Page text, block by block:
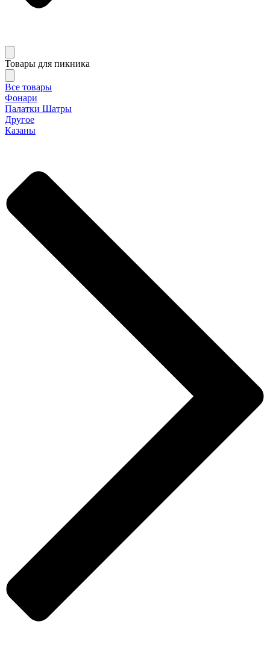
Товары для пикника
Все товары
Фонари
Палатки Шатры
Другое
Казаны